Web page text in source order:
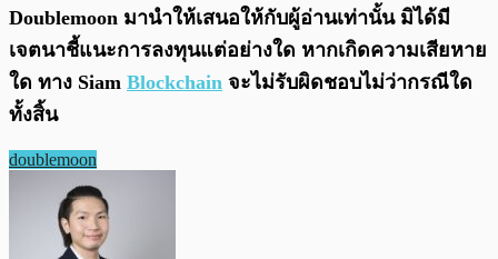
Doublemoon มานำให้เสนอให้กับผู้อ่านเท่านั้น มิได้มี
เจตนาชี้แนะการลงทุนแต่อย่างใด หากเกิดความเสียหาย
ใด ทาง Siam Blockchain จะไม่รับผิดชอบไม่ว่ากรณีใด
ทั้งสิ้น
doublemoon